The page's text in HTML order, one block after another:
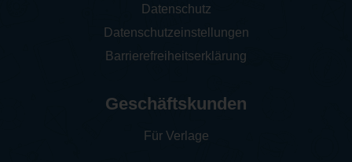
Datenschutz
Datenschutzeinstellungen
Barrierefreiheitserklärung
Geschäftskunden
Für Verlage